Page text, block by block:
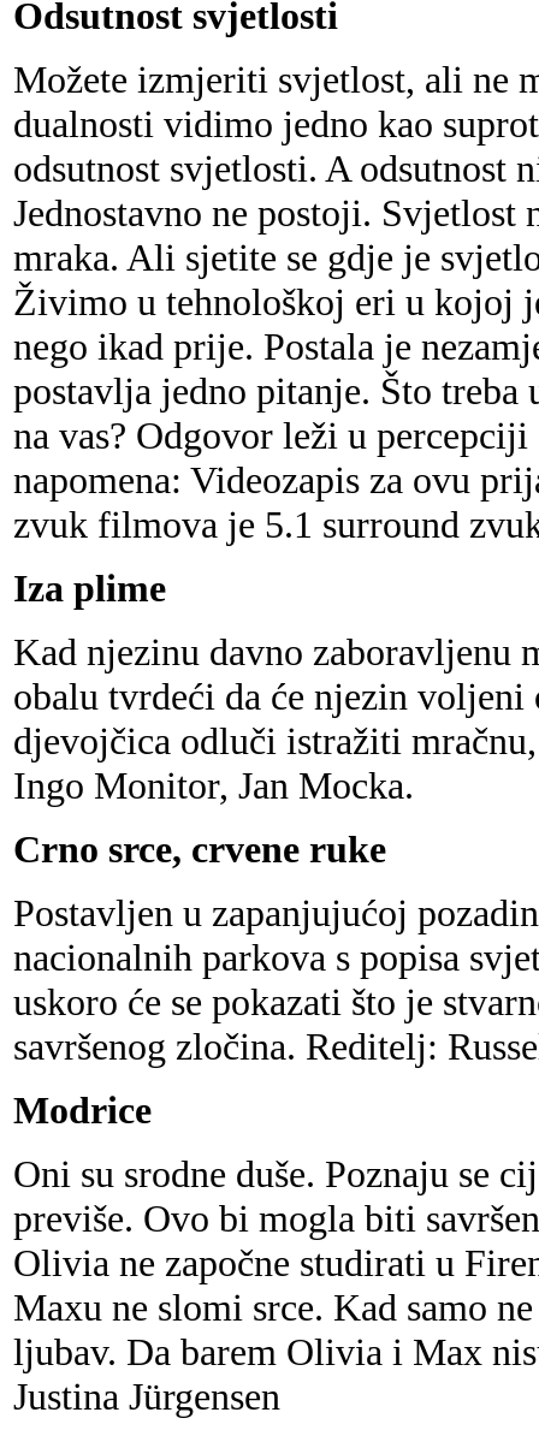
Odsutnost svjetlosti
Možete izmjeriti svjetlost, ali ne
dualnosti vidimo jedno kao
odsutnost svjetlosti. A odsutnost
Jednostavno ne postoji. Svjetlost
mraka. Ali sjetite se gdje je
Živimo u tehnološkoj eri u kojoj
nego ikad prije. Postala je
postavlja jedno pitanje. Što treba
na vas? Odgovor leži u
napomena: Videozapis za ovu
zvuk filmova je 5.1 surround
Iza plime
Kad njezinu davno zaboravljenu
obalu tvrdeći da će njezin
djevojčica odluči istražiti
Ingo Monitor, Jan Mocka.
Crno srce, crvene ruke
Postavljen u zapanjujućoj
nacionalnih parkova s popisa
uskoro će se pokazati što je
savršenog zločina. Reditelj:
Modrice
Oni su srodne duše. Poznaju se
previše. Ovo bi mogla biti
Olivia ne započne studirati u
Maxu ne slomi srce. Kad samo
ljubav. Da barem Olivia i Max
Justina Jürgensen